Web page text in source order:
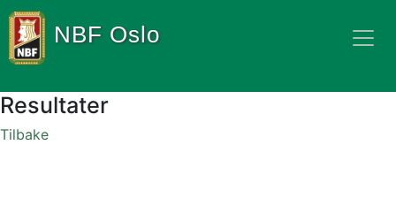
NBF Oslo
Resultater
Tilbake